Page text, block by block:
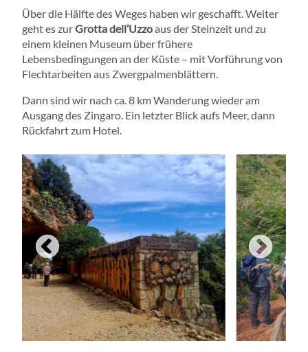
Über die Hälfte des Weges haben wir geschafft. Weiter
geht es zurGrotta dell’Uzzoaus der Steinzeit und zu
einem kleinen Museum über frühere
Lebensbedingungen an der Küste – mit Vorführung von
Flechtarbeiten aus Zwergpalmenblättern.
Dann sind wir nach ca. 8 km Wanderung wieder am
Ausgang des Zingaro. Ein letzter Blick aufs Meer, dann
Rückfahrt zum Hotel.